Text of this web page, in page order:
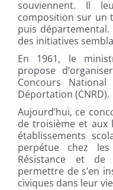
souviennent. Il
composition sur un
puis départemental.
des initiatives
En 1961, le
propose
Concours
Déportation (CNRD).
Aujourd’hui, ce
de troisième et aux
établissements
perpétue chez
Résistance et
permettre de s’en
civiques dans leur